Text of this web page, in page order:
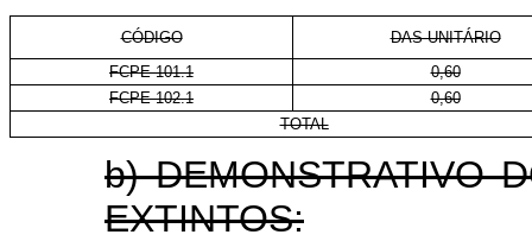
CÓDIGO
DAS-UNITÁRIO
FCPE 101.1
0,60
FCPE 102.1
0,60
TOTAL
b) DEMONSTRATIVO
EXTINTOS: